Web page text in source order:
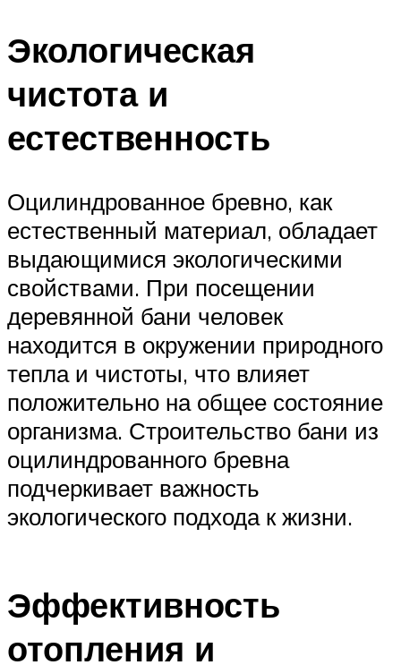
Экологическая
чистота и
естественность
Оцилиндрованное бревно, как
естественный материал, обладает
выдающимися экологическими
свойствами. При посещении
деревянной бани человек
находится в окружении природного
тепла и чистоты, что влияет
положительно на общее состояние
организма. Строительство бани из
оцилиндрованного бревна
подчеркивает важность
экологического подхода к жизни.
Эффективность
отопления и